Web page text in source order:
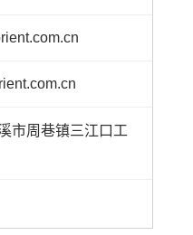
市周巷镇三江口工